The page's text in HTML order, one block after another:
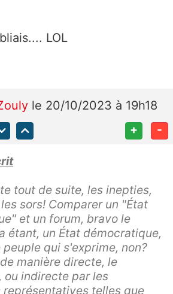
LOL
le 20/10/2023 à 19h18
+ -
tout de suite, les inepties,
sors! Comparer un "État
et un forum, bravo le
étant, un État démocratique,
qui s'exprime, non?
manière directe, le
ou indirecte par les
représentatives telles que